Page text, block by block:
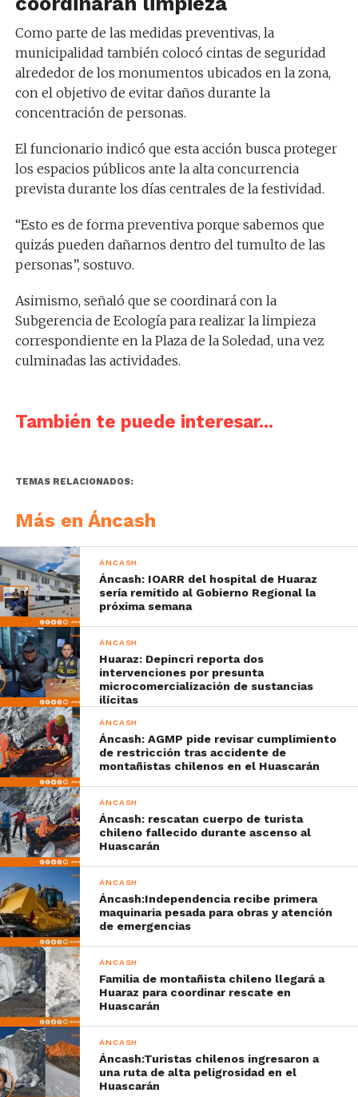
Como parte de las medidas preventivas, la
municipalidad también colocó cintas de seguridad
alrededor de los monumentos ubicados en la zona,
con el objetivo de evitar daños durante la
concentración de personas.
El funcionario indicó que esta acción busca proteger
los espacios públicos ante la alta concurrencia
prevista durante los días centrales de la festividad.
“Esto es de forma preventiva porque sabemos que
quizás pueden dañarnos dentro del tumulto de las
personas”, sostuvo.
Asimismo, señaló que se coordinará con la
Subgerencia de Ecología para realizar la limpieza
correspondiente en la Plaza de la Soledad, una vez
culminadas las actividades.
También te puede interesar...
TEMAS RELACIONADOS:
Más en Áncash
ÁNCASH
Áncash: IOARR del hospital de Huaraz
sería remitido al Gobierno Regional la
próxima semana
ÁNCASH
Huaraz: Depincri reporta dos
intervenciones por presunta
microcomercialización de sustancias
ilícitas
ÁNCASH
Áncash: AGMP pide revisar cumplimiento
de restricción tras accidente de
montañistas chilenos en el Huascarán
ÁNCASH
Áncash: rescatan cuerpo de turista
chileno fallecido durante ascenso al
Huascarán
ÁNCASH
Áncash:Independencia recibe primera
maquinaria pesada para obras y atención
de emergencias
ÁNCASH
Familia de montañista chileno llegará a
Huaraz para coordinar rescate en
Huascarán
ÁNCASH
Áncash:Turistas chilenos ingresaron a
una ruta de alta peligrosidad en el
Huascarán